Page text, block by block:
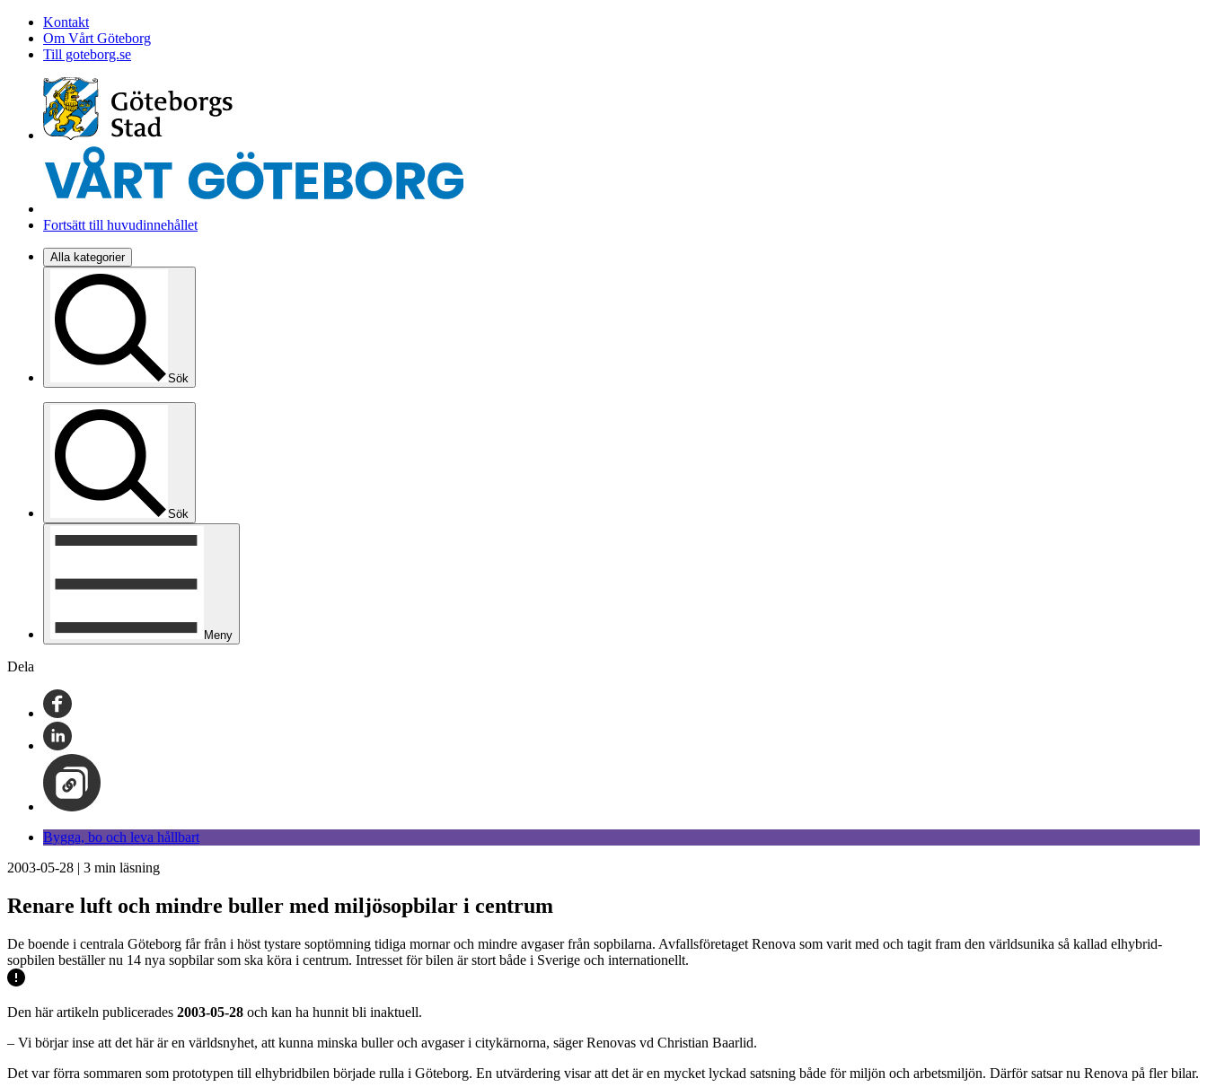
Kontakt
Om Vårt Göteborg
Till goteborg.se
Fortsätt till huvudinnehållet
Alla kategorier
Sök
Sök
Meny
Dela
Bygga, bo och leva hållbart
2003-05-28 | 3 min läsning
Renare luft och mindre buller med miljösopbilar i centrum
De boende i centrala Göteborg får från i höst tystare soptömning tidiga mornar och mindre avgaser från sopbilarna. Avfallsföretaget Renova som varit med och tagit fram den världsunika så kallad elhybrid-
sopbilen beställer nu 14 nya sopbilar som ska köra i centrum. Intresset för bilen är stort både i Sverige och internationellt.
Den här artikeln publicerades 2003-05-28 och kan ha hunnit bli inaktuell.
– Vi börjar inse att det här är en världsnyhet, att kunna minska buller och avgaser i citykärnorna, säger Renovas vd Christian Baarlid.
Det var förra sommaren som prototypen till elhybridbilen började rulla i Göteborg. En utvärdering visar att det är en mycket lyckad satsning både för miljön och arbetsmiljön. Därför satsar nu Renova på fler bilar.